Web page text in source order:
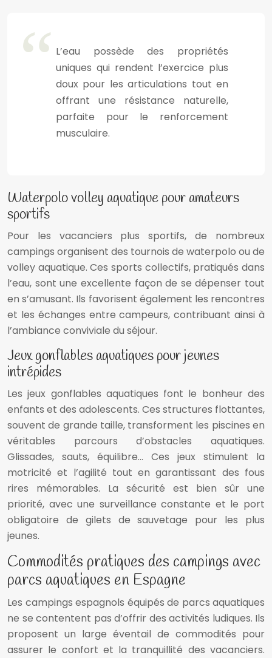
L’eau possède des propriétés
uniques qui rendent l’exercice plus
doux pour les articulations tout en
offrant une résistance naturelle,
parfaite pour le renforcement
musculaire.
Waterpolo volley aquatique pour amateurs
sportifs
Pour les vacanciers plus sportifs, de nombreux
campings organisent des tournois de waterpolo ou de
volley aquatique. Ces sports collectifs, pratiqués dans
l’eau, sont une excellente façon de se dépenser tout
en s’amusant. Ils favorisent également les rencontres
et les échanges entre campeurs, contribuant ainsi à
l’ambiance conviviale du séjour.
Jeux gonflables aquatiques pour jeunes
intrépides
Les jeux gonflables aquatiques font le bonheur des
enfants et des adolescents. Ces structures flottantes,
souvent de grande taille, transforment les piscines en
véritables parcours d’obstacles aquatiques.
Glissades, sauts, équilibre… Ces jeux stimulent la
motricité et l’agilité tout en garantissant des fous
rires mémorables. La sécurité est bien sûr une
priorité, avec une surveillance constante et le port
obligatoire de gilets de sauvetage pour les plus
jeunes.
Commodités pratiques des campings avec
parcs aquatiques en Espagne
Les campings espagnols équipés de parcs aquatiques
ne se contentent pas d’offrir des activités ludiques. Ils
proposent un large éventail de commodités pour
assurer le confort et la tranquillité des vacanciers.